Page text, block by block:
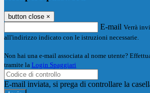
button close ×
E-mail Verrà
all'indirizzo indicato con le istruzioni necessarie.
Non hai una e-mail associata al nome utente?
tramite la Login Spaggiari
E-mail inviata, si prega di controllare la